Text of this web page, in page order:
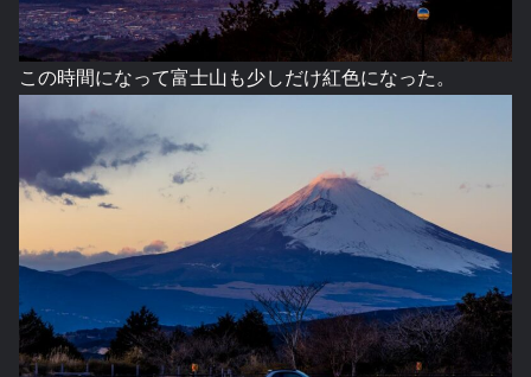
この時間になって富士山も少しだけ紅色になった。